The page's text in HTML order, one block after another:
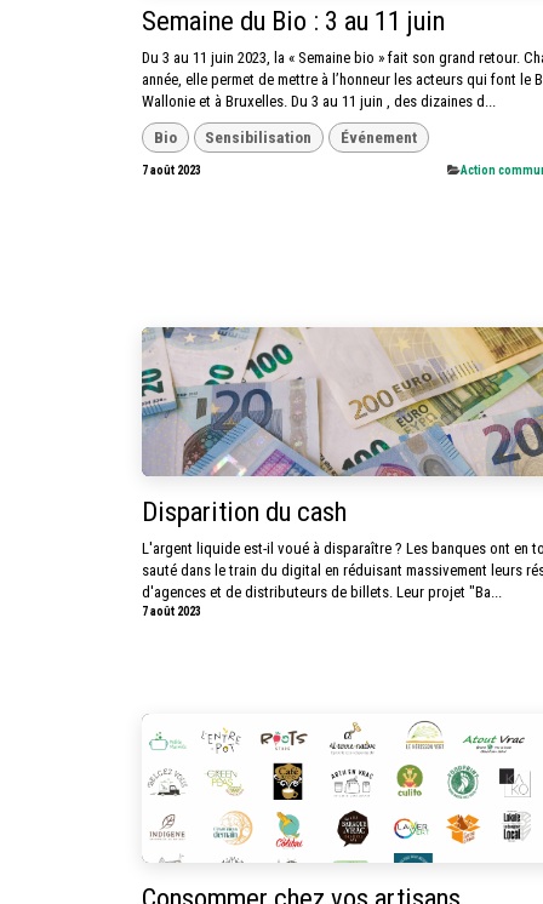
Semaine du Bio : 3 au 11 juin
Du 3 au 11 juin 2023, la « Semaine bio » fait son grand retour.
année, elle permet de mettre à l’honneur les acteurs qui font le
Wallonie et à Bruxelles. Du 3 au 11 juin , des dizaines d...
Bio Sensibilisation Événement
7 août 2023 ​Action
Disparition du cash
L'argent liquide est-il voué à disparaître ? Les banques ont en
sauté dans le train du digital en réduisant massivement leurs
d'agences et de distributeurs de billets. Leur projet "Ba...
7 août 2023